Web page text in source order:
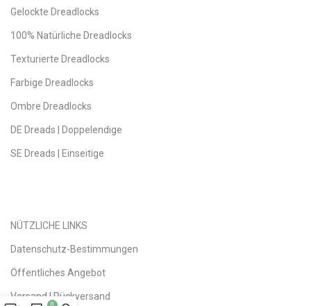
Gelockte Dreadlocks
100% Natürliche Dreadlocks
Texturierte Dreadlocks
Farbige Dreadlocks
Ombre Dreadlocks
DE Dreads | Doppelendige
SE Dreads | Einseitige
NÜTZLICHE LINKS
Datenschutz-Bestimmungen
Öffentliches Angebot
Versand | Rückversand
0